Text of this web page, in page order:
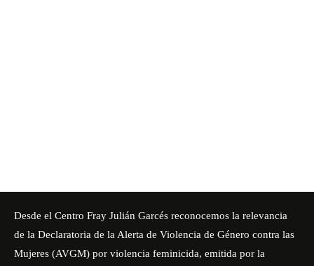
Desde el Centro Fray Julián Garcés reconocemos la relevancia
de la Declaratoria de la Alerta de Violencia de Género contra las
Mujeres (AVGM) por violencia feminicida, emitida por la